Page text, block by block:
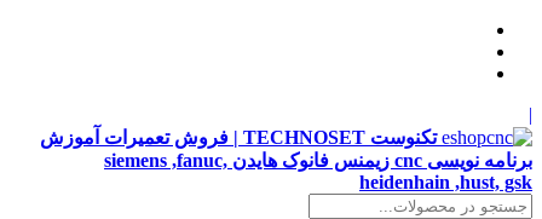
|
تکنوست TECHNOSET | فروش تعمیرات آموزش
برنامه نویسی cnc زیمنس فانوک هایدن siemens ,fanuc,
heidenhain ,hust, gsk